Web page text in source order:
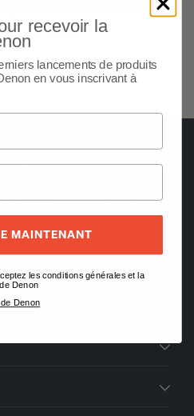
sheet-en.pdf
manual-global.pdf
5611DD Eindhoven, NL
89 54 63 65
recevoir la
lancements de produits
en vous inscrivant à
MAINTENANT
les conditions générales et la
Denon
Denon